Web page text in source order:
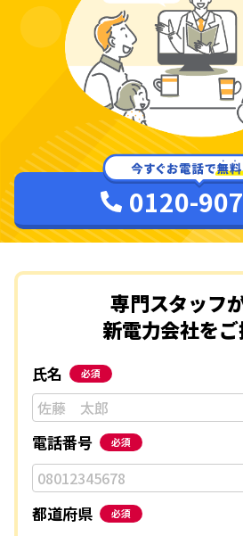
0120-
専門スタッフ
新電力会社をご
氏名 必須
電話番号 必須
都道府県 必須